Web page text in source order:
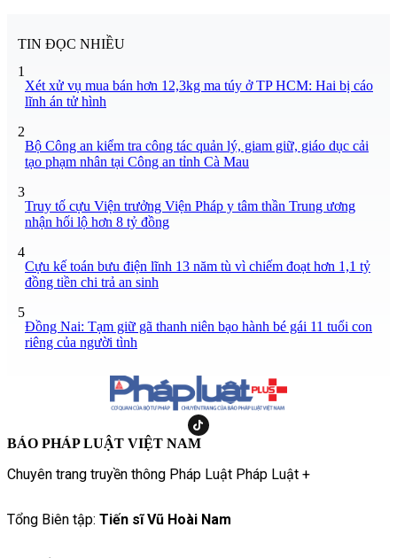
TIN ĐỌC NHIỀU
1
Xét xử vụ mua bán hơn 12,3kg ma túy ở TP HCM: Hai bị cáo
lĩnh án tử hình
2
Bộ Công an kiểm tra công tác quản lý, giam giữ, giáo dục cải
tạo phạm nhân tại Công an tỉnh Cà Mau
3
Truy tố cựu Viện trưởng Viện Pháp y tâm thần Trung ương
nhận hối lộ hơn 8 tỷ đồng
4
Cựu kế toán bưu điện lĩnh 13 năm tù vì chiếm đoạt hơn 1,1 tỷ
đồng tiền chi trả an sinh
5
Đồng Nai: Tạm giữ gã thanh niên bạo hành bé gái 11 tuổi con
riêng của người tình
BÁO PHÁP LUẬT VIỆT NAM
Chuyên trang truyền thông Pháp Luật Pháp Luật +
Tổng Biên tập: Tiến sĩ Vũ Hoài Nam